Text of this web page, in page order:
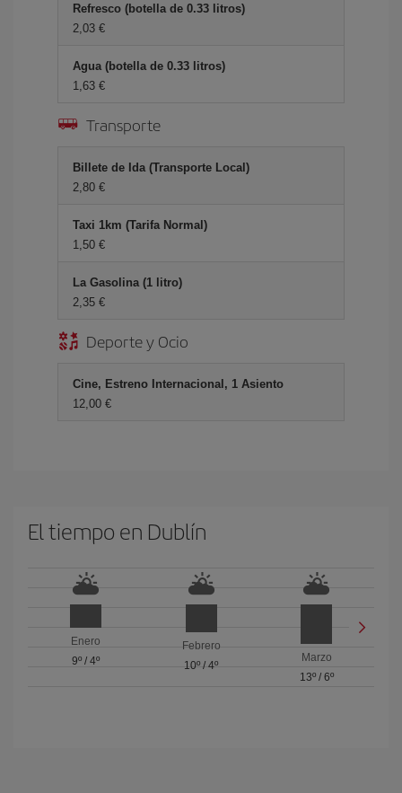
Refresco (botella de 0.33 litros)
2,03 €
Agua (botella de 0.33 litros)
1,63 €
Transporte
Billete de Ida (Transporte Local)
2,80 €
Taxi 1km (Tarifa Normal)
1,50 €
La Gasolina (1 litro)
2,35 €
Deporte y Ocio
Cine, Estreno Internacional, 1 Asiento
12,00 €
El tiempo en Dublín
Enero
9º/ 4º
Febrero
10º / 4º
Marzo
13º/ 6º